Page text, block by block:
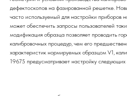
дефектоскопов на фазированной решетке.
часто используемый для настройки приборов
может обеспечить запросы пользователей
модификация образца позволяет проводить
калибровочных процедур, чем его
характеристик нормируемых образцом V1,
19675 предусматривает настройку следующих